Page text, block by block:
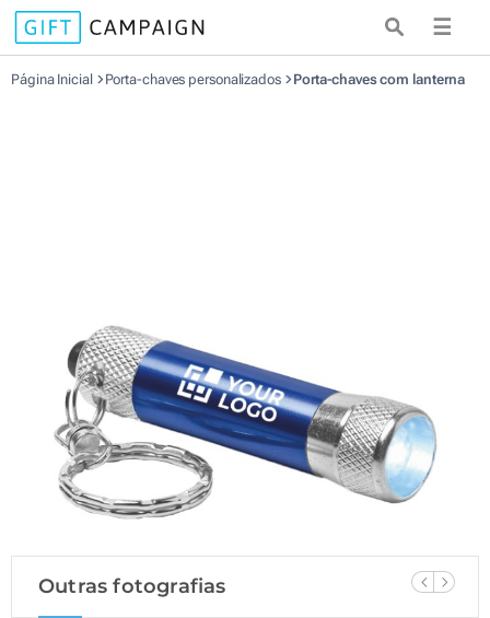
☰
Página Inicial Porta-chaves personalizados Porta-chaves com lanterna
Outras fotografias